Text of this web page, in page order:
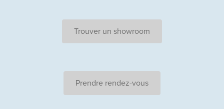
Trouver un showroom
Prendre rendez-vous